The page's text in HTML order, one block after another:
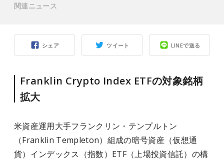
シェア ツイート LINEで送る
Franklin Crypto Index ETFの対象銘柄
拡大
米資産運用大手フランクリン・テンプルトン
（Franklin Templeton）組成の暗号資産（仮想通
貨）インデックス（指数）ETF（上場投資信託）の構
関連ニュース